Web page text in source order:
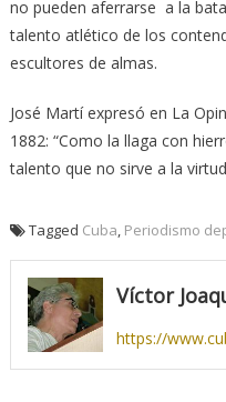
no pueden aferrarse a la
talento atlético de los
escultores de almas.
José Martí expresó en La
1882: “Como la llaga con
talento que no sirve a la
Tagged Cuba Periodismo
Víctor
https://